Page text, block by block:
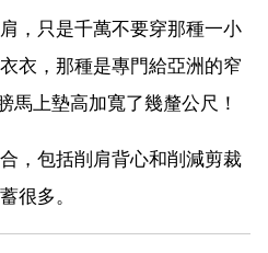
，只是千萬不要穿那種一小
衣，那種是專門給亞洲的窄
馬上墊高加寬了幾釐公尺！
，包括削肩背心和削減剪裁
很多。